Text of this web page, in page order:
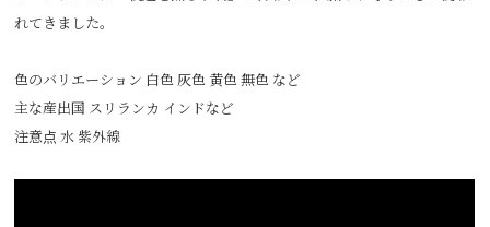
れてきました。
色のバリエーション 白色 灰色 黄色 無色 など
主な産出国 スリランカ インドなど
注意点 水 紫外線